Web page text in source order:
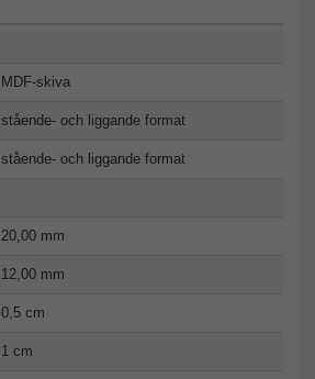
MDF-skiva
stående- och liggande format
stående- och liggande format
20,00 mm
12,00 mm
0,5 cm
1 cm